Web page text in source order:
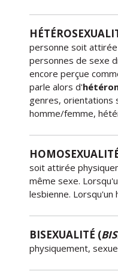
personne soit
personnes de sexe
encore perçue
parle alors d'
genres, orientations
homme/femme,
soit attirée
même sexe.
lesbienne.
BISEXUALITÉ (
physiquement,